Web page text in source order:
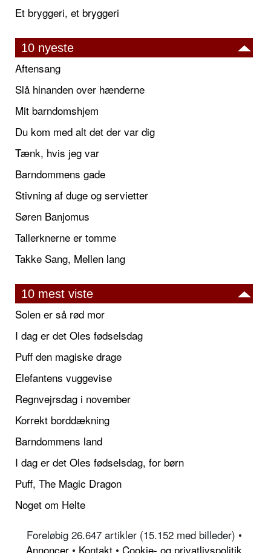
Et bryggeri, et bryggeri
10 nyeste
Aftensang
Slå hinanden over hænderne
Mit barndomshjem
Du kom med alt det der var dig
Tænk, hvis jeg var
Barndommens gade
Stivning af duge og servietter
Søren Banjomus
Tallerknerne er tomme
Takke Sang, Mellen lang
10 mest viste
Solen er så rød mor
I dag er det Oles fødselsdag
Puff den magiske drage
Elefantens vuggevise
Regnvejrsdag i november
Korrekt borddækning
Barndommens land
I dag er det Oles fødselsdag, for børn
Puff, The Magic Dragon
Noget om Helte
Foreløbig 26.647 artikler (15.152 med billeder) •
Annoncer • Kontakt • Cookie- og privatlivspolitik